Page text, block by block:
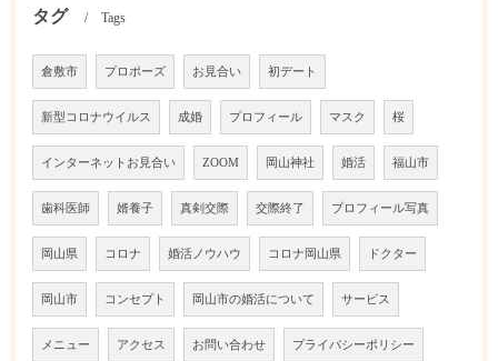
タグ Tags
倉敷市 プロポーズ お見合い 初デート
新型コロナウイルス 成婚 プロフィール マスク 桜
インターネットお見合い ZOOM 岡山神社 婚活 福山市
歯科医師 婿養子 真剣交際 交際終了 プロフィール写真
岡山県 コロナ 婚活ノウハウ コロナ岡山県 ドクター
岡山市 コンセプト 岡山市の婚活について サービス
メニュー アクセス お問い合わせ プライバシーポリシー